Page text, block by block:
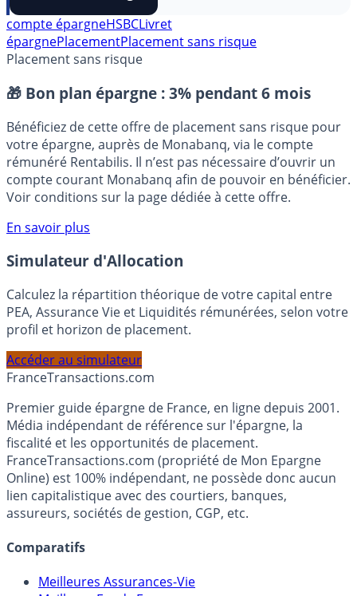
⭐️ Suivre sur Google
compte épargneHSBCLivret
épargnePlacementPlacement sans risque
Placement sans risque
🎁 Bon plan épargne : 3% pendant 6 mois
Bénéficiez de cette offre de placement sans risque pour
votre épargne, auprès de Monabanq, via le compte
rémunéré Rentabilis. Il n’est pas nécessaire d’ouvrir un
compte courant Monabanq afin de pouvoir en bénéficier.
Voir conditions sur la page dédiée à cette offre.
En savoir plus
Simulateur d'Allocation
Calculez la répartition théorique de votre capital entre
PEA, Assurance Vie et Liquidités rémunérées, selon votre
profil et horizon de placement.
Accéder au simulateur
FranceTransactions.com
Premier guide épargne de France, en ligne depuis 2001.
Média indépendant de référence sur l'épargne, la
fiscalité et les opportunités de placement.
FranceTransactions.com (propriété de Mon Epargne
Online) est 100% indépendant, ne possède donc aucun
lien capitalistique avec des courtiers, banques,